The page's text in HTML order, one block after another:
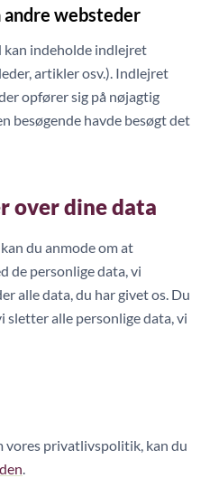
websteder
indeholde indlejret
artikler osv.). Indlejret
opfører sig på nøjagtig
besøgende havde besøgt det
over dine data
du anmode om at
de personlige data, vi
alle data, du har givet os. Du
sletter alle personlige data, vi
vores privatlivspolitik, kan du
.